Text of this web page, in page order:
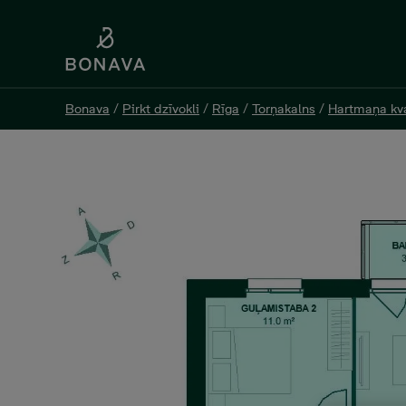
Bonava / Pirkt dzīvokli / Rīga / Torņakalns / Hartmaņa
Bonava / Pirkt dzīvokli / Rīga / Torņakalns / Hartmaņa